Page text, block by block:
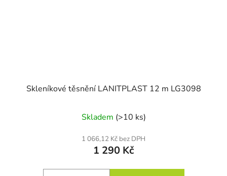
Skleníkové těsnění LANITPLAST 12 m LG3098
Skladem (>10 ks)
1 066,12 Kč bez DPH
1 290 Kč